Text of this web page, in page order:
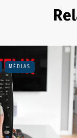
MÉDIAS